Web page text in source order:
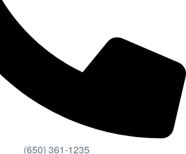
(650) 361-1235